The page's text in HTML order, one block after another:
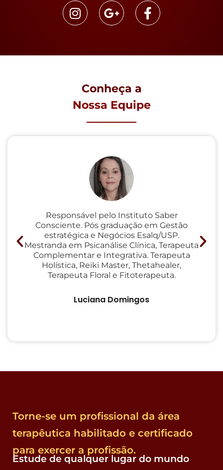
Conheça a
Nossa Equipe
Responsável pelo Instituto Saber
Consciente. Pós graduação em Gestão
estratégica e Negócios Esalq/USP.
Mestranda em Psicanálise Clínica, Terapeuta
Complementar e Integrativa. Terapeuta
Holística, Reiki Master, Thetahealer,
Terapeuta Floral e Fitoterapeuta.
Luciana Domingos
Torne-se um profissional da área
terapêutica habilitado e certificado
para exercer a profissão.
Estude de qualquer lugar do mundo